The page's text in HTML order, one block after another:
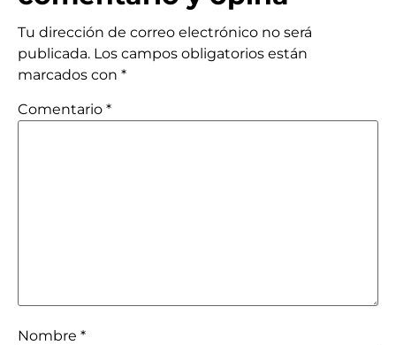
Tu dirección de correo electrónico no será
publicada. Los campos obligatorios están
marcados con *
Comentario *
Nombre *